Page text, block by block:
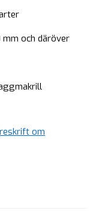
och däröver
om